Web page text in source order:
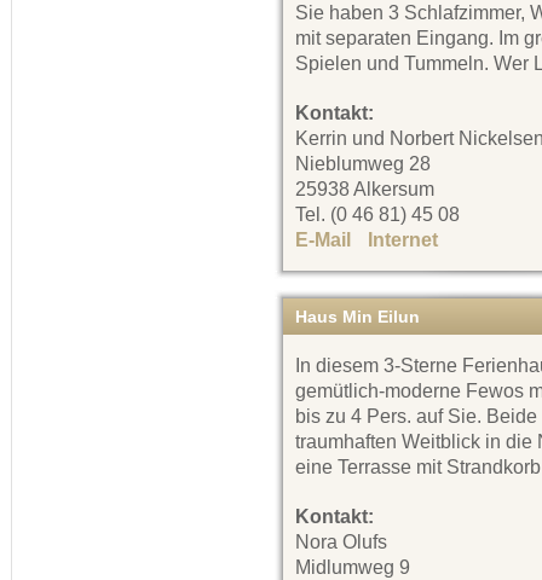
Sie haben 3 Schlafzimmer,
mit separaten Eingang. Im
Spielen und Tummeln. Wer
Kontakt:
Kerrin und Norbert
Nieblumweg 28
25938 Alkersum
Tel. (0 46 81) 45 08
E-Mail
Internet
Haus Min Eilun
In diesem 3-Sterne
gemütlich-moderne Fewos
bis zu 4 Pers. auf Sie.
traumhaften Weitblick in die
eine Terrasse mit
Kontakt:
Nora Olufs
Midlumweg 9